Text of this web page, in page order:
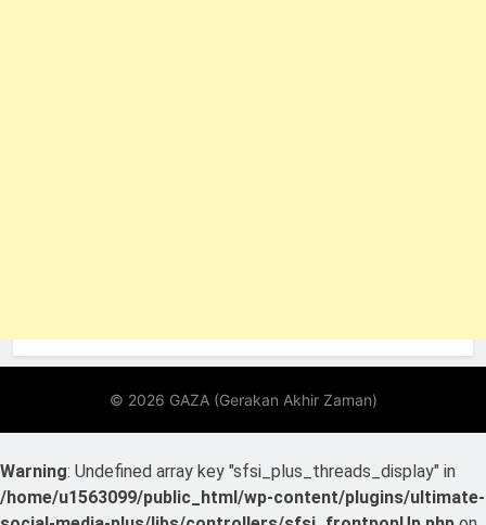
Warning: Undefined array key "sfsi_plus_threads_display" in
/home/u1563099/public_html/wp-content/plugins/ultimate-